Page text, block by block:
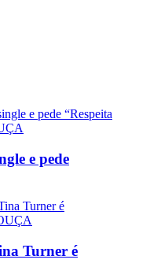
e pede
Turner é